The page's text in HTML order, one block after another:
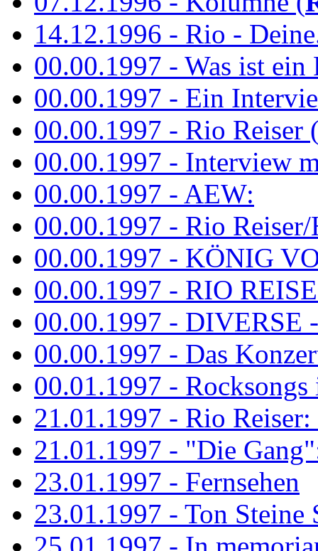
14.12.1996 - Rio -
00.00.1997 - Was ist ein
00.00.1997 - Ein
00.00.1997 - Rio Reiser
00.00.1997 - Interview
00.00.1997 - AEW:
00.00.1997 - Rio Reiser/
00.00.1997 - KÖNIG
00.00.1997 - RIO
00.00.1997 - DIVERSE
00.00.1997 - Das
00.01.1997 -
21.01.1997 - Rio
21.01.1997 - "Die
23.01.1997 - Fernsehen
23.01.1997 - Ton Steine